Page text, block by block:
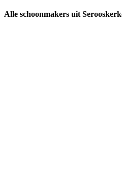
Alle schoonmakers uit